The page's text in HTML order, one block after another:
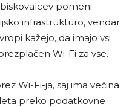
pomeni
infrastrukturo, vendar
kažejo, da imajo vsi
Wi-Fi za vse.
Wi-Fi-ja, saj ima večina
preko podatkovne